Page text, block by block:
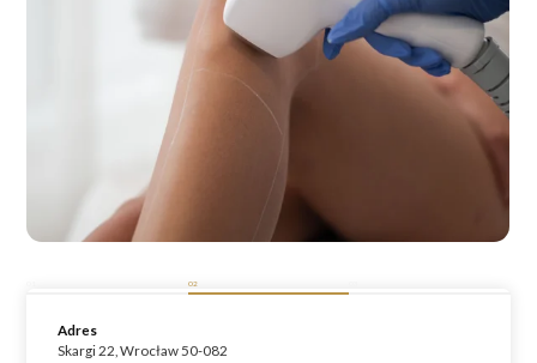
02
Adres
Skargi 22, Wrocław 50-082